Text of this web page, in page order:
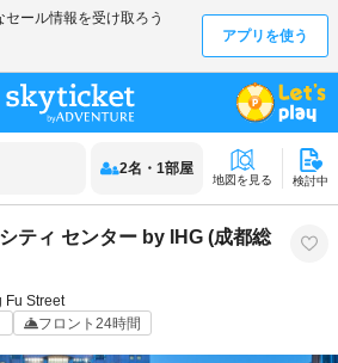
2名 ・ 1部屋
地図を見る 検討中
ティ センター by IHG (成都総
Fu Street
フロント24時間